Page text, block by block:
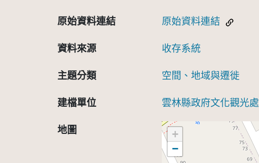
原始資料連結 原始資料連結
資料來源 收存系統
主題分類 空間、地域與遷徙
建檔單位 雲林縣政府文化觀光處
地圖
+
−